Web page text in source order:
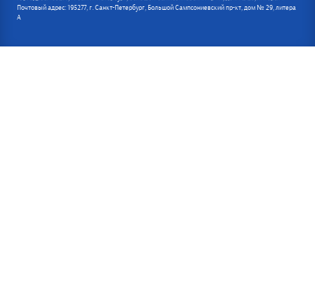
Почтовый адрес: 195277, г. Санкт-Петербург, Большой Сампсониевский пр-кт, дом № 29, литера
А